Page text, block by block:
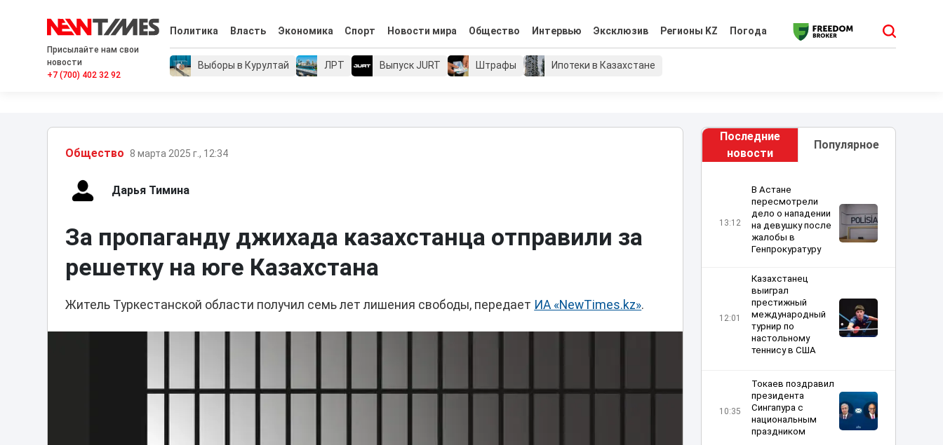
Присылайте нам свои
новости
+7 (700) 402 32 92
Политика Власть Экономика Спорт Новости мира Общество Интервью Эксклюзив Регионы KZ Погода
Выборы в Курултай ЛРТ Выпуск JURT Штрафы Ипотеки в Казахстане
Общество 8 марта 2025 г., 12:34
Дарья Тимина
За пропаганду джихада казахстанца отправили за
решетку на юге Казахстана
Житель Туркестанской области получил семь лет лишения свободы, передает ИА «NewTimes.kz».
Последние
новости
Популярное
13:12
В Астане
пересмотрели
дело о нападении
на девушку после
жалобы в
Генпрокуратуру
12:01
Казахстанец
выиграл
престижный
международный
турнир по
настольному
теннису в США
10:35
Токаев поздравил
президента
Сингапура с
национальным
праздником